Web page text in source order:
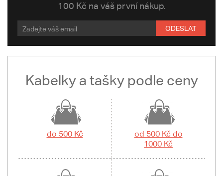
100 Kč na váš první nákup.
ODESLAT
Kabelky a tašky podle ceny
do 500 Kč
od 500 Kč do
1000 Kč